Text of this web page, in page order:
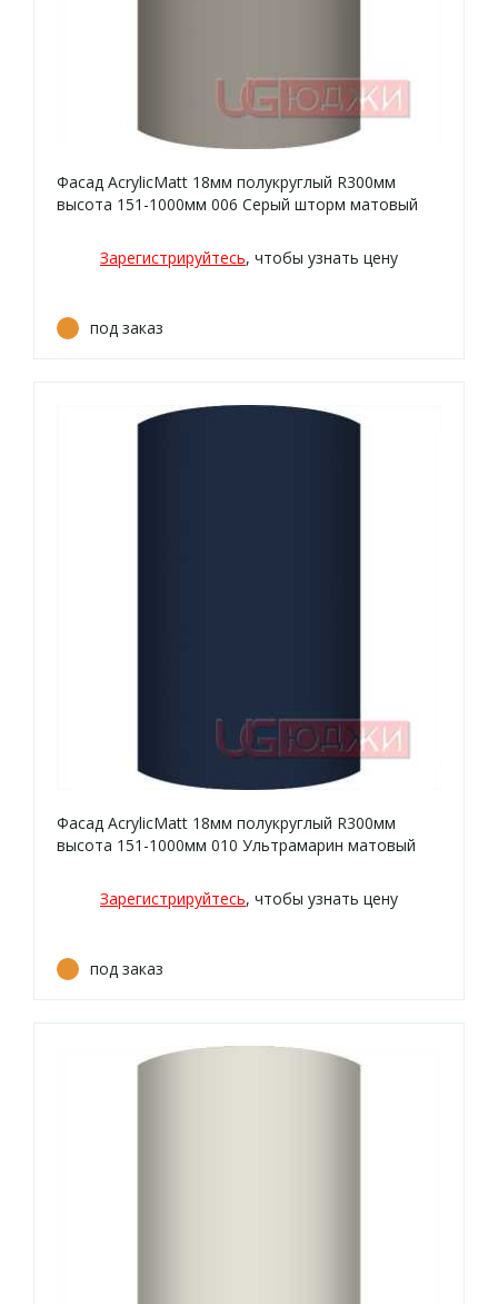
Фасад AcrylicMatt 18мм полукруглый R300мм
высота 151-1000мм 006 Серый шторм матовый
Зарегистрируйтесь, чтобы узнать цену
под заказ
Фасад AcrylicMatt 18мм полукруглый R300мм
высота 151-1000мм 010 Ультрамарин матовый
Зарегистрируйтесь, чтобы узнать цену
под заказ